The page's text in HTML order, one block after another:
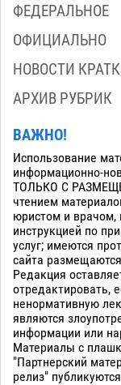
ФЕДЕРАЛЬНОЕ
ОФИЦИАЛЬНО
НОВОСТИ
АРХИВ РУБРИК
ВАЖНО!
Использование
информационно-
ТОЛЬКО С
чтением
юристом и врачом,
инструкцией по
услуг; имеются
сайта
Редакция
отредактировать,
ненормативную
являются
информации или
Материалы с
"Партнерский
релиз"